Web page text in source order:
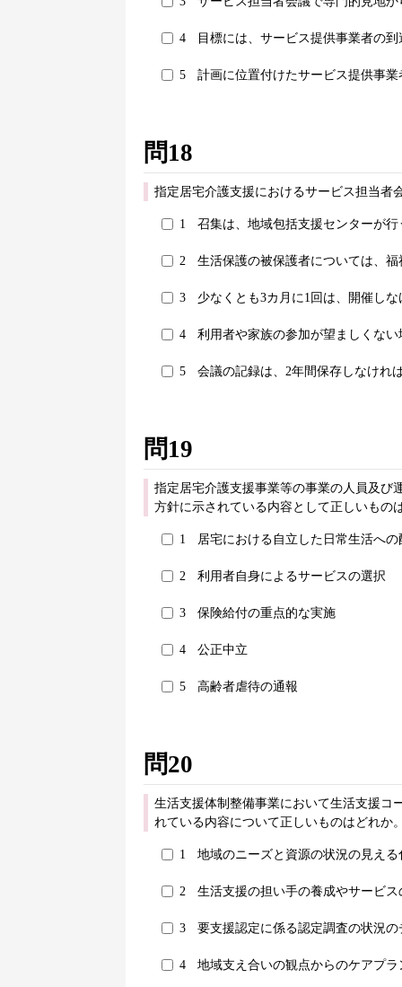
4 目標には、サービス提供事業者の
5 計画に位置付けたサービス提供事
問18
指定居宅介護支援におけるサービス担当者
1 召集は、地域包括支援センターが行
2 生活保護の被保護者については、
3 少なくとも3カ月に1回は、開催し
4 利用者や家族の参加が望ましくな
5 会議の記録は、2年間保存しなけれ
問19
指定居宅介護支援事業等の事業の人員及び
方針に示されている内容として正しいもの
1 居宅における自立した日常生活への
2 利用者自身によるサービスの選択
3 保険給付の重点的な実施
4 公正中立
5 高齢者虐待の通報
問20
生活支援体制整備事業において生活支援コ
れている内容について正しいものはどれか
1 地域のニーズと資源の状況の見え
2 生活支援の担い手の養成やサービス
3 要支援認定に係る認定調査の状況の
4 地域支え合いの観点からのケアプラ